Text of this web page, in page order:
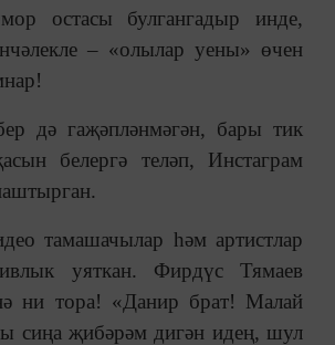
остасы булгангадыр инде,
– «олылар уены» өчен
дә гаҗәпләнмәгән, бары тик
белергә теләп, Инстаграм
тамашачылар һәм артистлар
уяткан. Фирдүс Тямаев
ни тора! «Данир брат! Малай
сиңа җибәрәм дигән идең, шул